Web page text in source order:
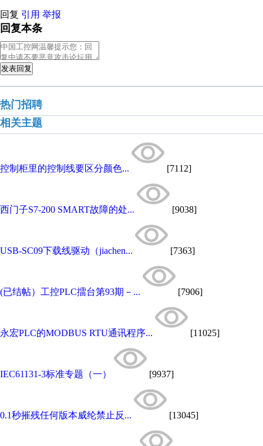
回复 引用 举报
回复本条
发表回复
热门招聘
相关主题
控制柜里的控制线要区分颜色... [7112]
西门子S7-200 SMART故障的处... [9038]
USB-SC09下载线驱动（jiachen... [7363]
(已结帖）工控PLC擂台第93期－... [7906]
永宏PLC的MODBUS RTU通讯程序... [11025]
IEC61131-3标准专题（一） [9937]
0.1秒摧残任何版本威纶禁止反... [13045]